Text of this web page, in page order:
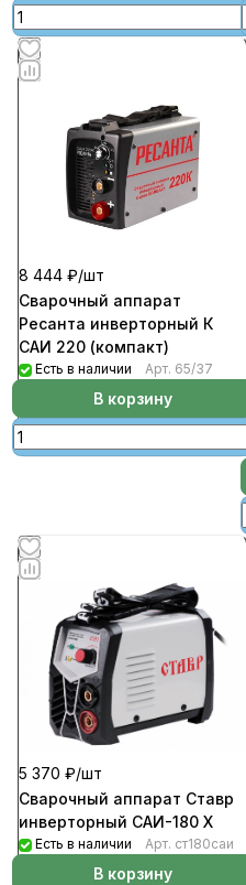
8 444 ₽/шт
Сварочный аппарат
Ресанта инверторный К
САИ 220 (компакт)
Есть в наличии Арт. 65/37
В корзину
5 370 ₽/шт
Сварочный аппарат Ставр
инверторный САИ-180 Х
Есть в наличии Арт. ст180саи
В корзину